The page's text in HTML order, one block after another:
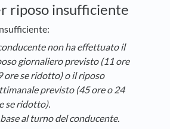
riposo insufficiente
non ha effettuato il
giornaliero previsto (11 ore
ore se ridotto) o il riposo
previsto (45 ore o 24
se ridotto).
al turno del conducente.